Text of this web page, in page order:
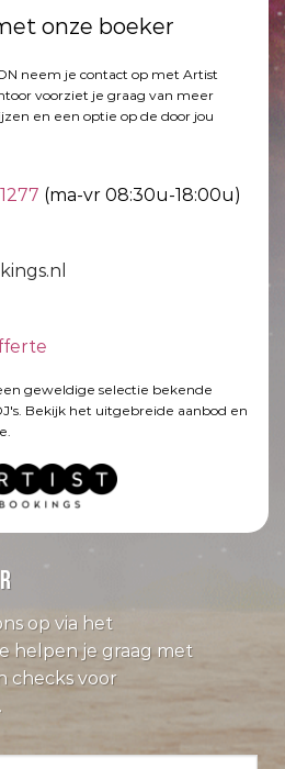
onze boeker
neem je contact op met Artist
voorziet je graag van meer
en een optie op de door jou
(ma-vr 08:30u-18:00u)
geweldige selectie bekende
Bekijk het uitgebreide aanbod en
op via het
helpen je graag met
checks voor